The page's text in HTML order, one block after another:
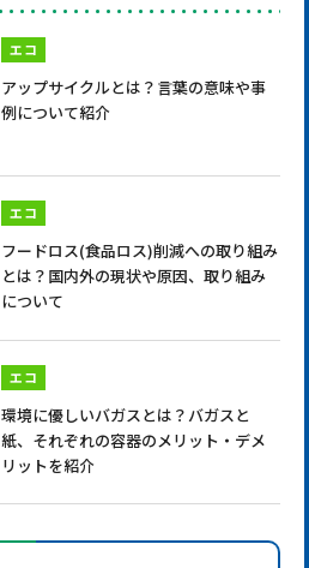
エコ
アップサイクルとは？言葉の意味や事
例について紹介
エコ
フードロス(食品ロス)削減への取り組み
とは？国内外の現状や原因、取り組み
について
エコ
環境に優しいバガスとは？バガスと
紙、それぞれの容器のメリット・デメ
リットを紹介